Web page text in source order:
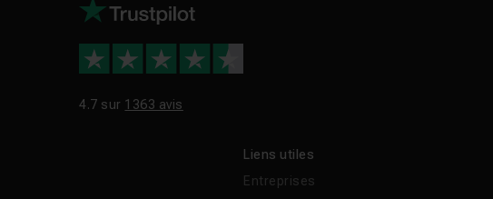
4.7 sur 1363 avis
Liens utiles
Entreprises